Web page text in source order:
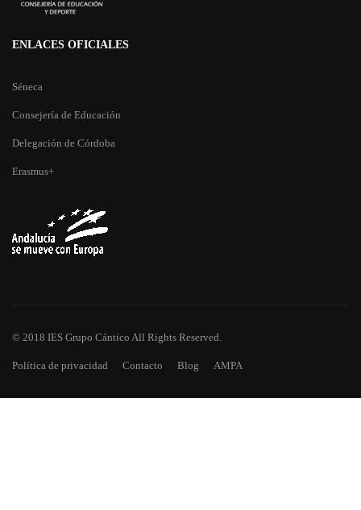
ENLACES OFICIALES
Séneca
Consejería de Educación
Delegación de Córdoba
Erasmus+
© 2018 IES Grupo Cántico All Rights Reserved.
Política de privacidad Contacto Blog AMPA